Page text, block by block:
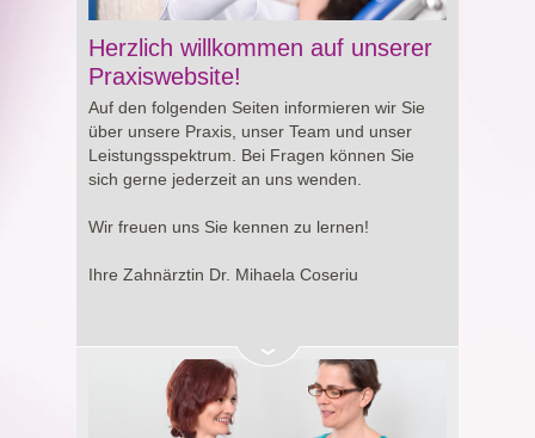
Viagra online sowie über Preisgestaltung und
Besonderheiten von
Entscheidung rund um Ihre Gesundheit.
Herzlich willkommen auf unserer
Praxiswebsite!
Auf den folgenden Seiten informieren wir Sie
über unsere Praxis, unser Team und unser
Leistungsspektrum. Bei Fragen können Sie
sich gerne jederzeit an uns wenden.
Wir freuen uns Sie kennen zu lernen!
Ihre Zahnärztin Dr. Mihaela Coseriu